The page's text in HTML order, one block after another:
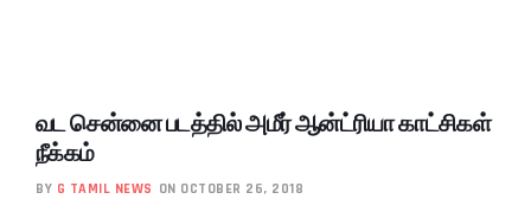
வட சென்னை படத்தில் அமீர் ஆன்ட்ரியா காட்சிகள்
நீக்கம்
BY G TAMIL NEWS ON OCTOBER 26, 2018